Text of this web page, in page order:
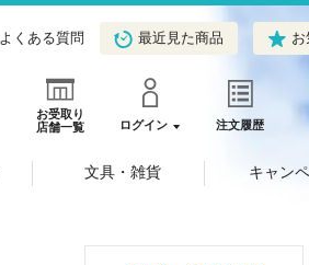
よくある質問 最近見た商品 お
お受取り
店舗一覧
ログイン 注文履歴
文具・雑貨 キャン